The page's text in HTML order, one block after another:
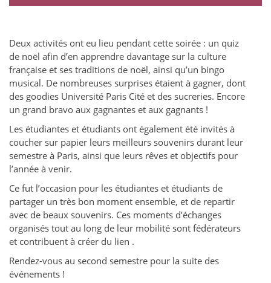
Deux activités ont eu lieu pendant cette soirée : un quiz
de noël afin d’en apprendre davantage sur la culture
française et ses traditions de noël, ainsi qu’un bingo
musical. De nombreuses surprises étaient à gagner, dont
des goodies Université Paris Cité et des sucreries. Encore
un grand bravo aux gagnantes et aux gagnants !
Les étudiantes et étudiants ont également été invités à
coucher sur papier leurs meilleurs souvenirs durant leur
semestre à Paris, ainsi que leurs rêves et objectifs pour
l’année à venir.
Ce fut l’occasion pour les étudiantes et étudiants de
partager un très bon moment ensemble, et de repartir
avec de beaux souvenirs. Ces moments d’échanges
organisés tout au long de leur mobilité sont fédérateurs
et contribuent à créer du lien .
Rendez-vous au second semestre pour la suite des
événements !